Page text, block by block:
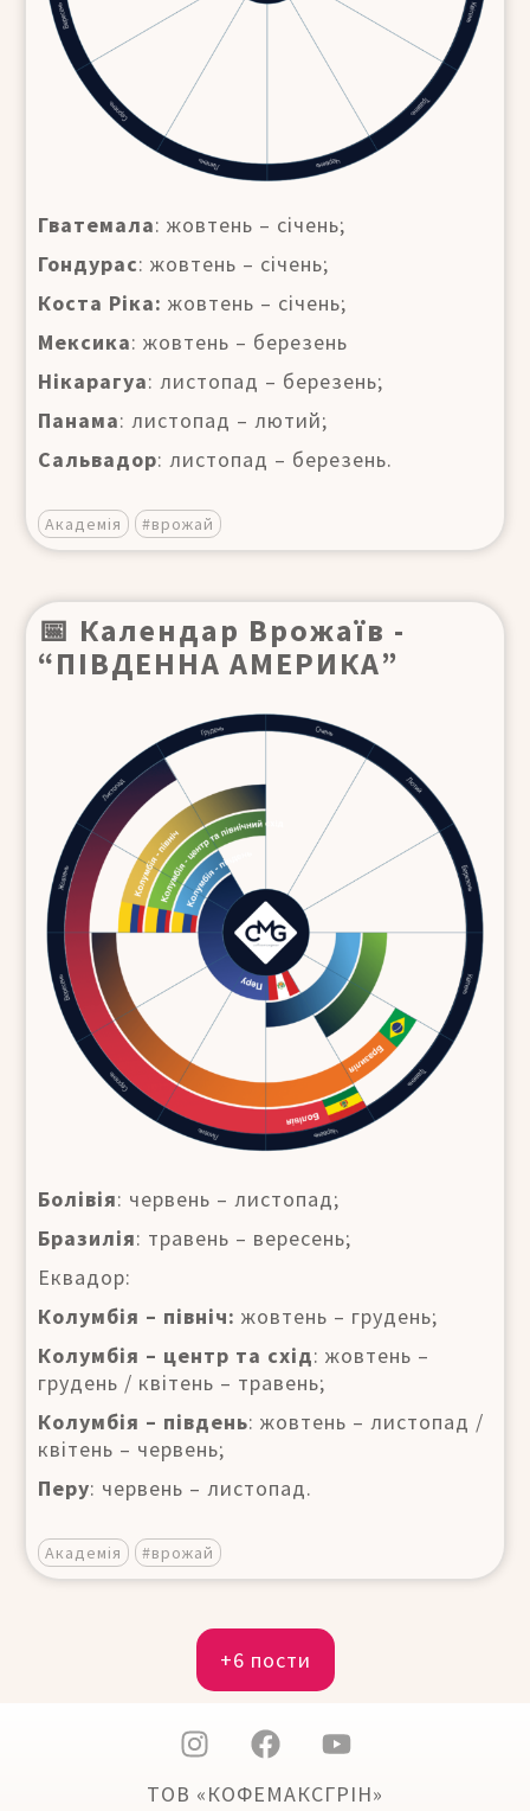
Гватемала: жовтень – січень;
Гондурас: жовтень – січень;
Коста Ріка: жовтень – січень;
Мексика: жовтень – березень
Нікарагуа: листопад – березень;
Панама: листопад – лютий;
Сальвадор: листопад – березень.
Академія #врожай
📅 Календар Врожаїв -
“ПІВДЕННА АМЕРИКА”
Болівія: червень – листопад;
Бразилія: травень – вересень;
Еквадор:
Колумбія – північ: жовтень – грудень;
Колумбія – центр та схід: жовтень –
грудень / квітень – травень;
Колумбія – південь: жовтень – листопад /
квітень – червень;
Перу: червень – листопад.
Академія #врожай
+6 пости
ТОВ «КОФЕМАКСГРІН»